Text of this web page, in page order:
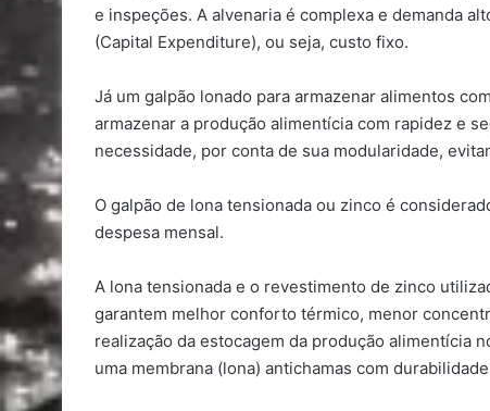
e inspeções. A alvenaria é complexa e demanda
(Capital Expenditure), ou seja, custo fixo.
Já um galpão lonado para armazenar alimentos
armazenar a produção alimentícia com rapidez e
necessidade, por conta de sua modularidade,
O galpão de lona tensionada ou zinco é
despesa mensal.
A lona tensionada e o revestimento de zinco
garantem melhor conforto térmico, menor
realização da estocagem da produção alimentícia
uma membrana (lona) antichamas com